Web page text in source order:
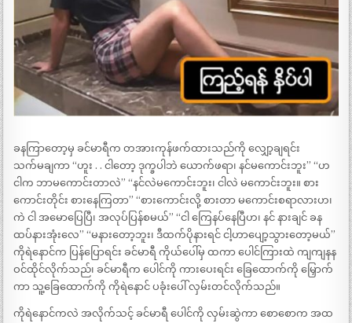
ခနကြာတော့မှ ခင်မာရီက တအားကုန်ဖက်ထားသည်ကို လျှော့ချရင်း
သက်မချကာ “ဟူး . . ငါတော့ ဒုက္ခပါဘဲ ယောက်ဖရာ၊ နင်မကောင်းဘူး” “ဟ
ငါက ဘာမကောင်းတာလဲ” “နင်လဲမကောင်းဘူး၊ ငါလဲ မကောင်းဘူး။ စား
ကောင်းတိုင်း စားနေကြတာ” “စားကောင်းလို့ စားတာ မကောင်းစရာလားဟ၊
ကဲ ငါ အမောပြေပြီ၊ အလုပ်ပြန်စမယ်” “ငါ ကြေနပ်နေပြီဟ၊ နင် နားချင် ခန
ထပ်နားအုံးလေ” “မနားတော့ဘူး၊ ဒီထက်ပိုနားရင် ငါ့ဟာပျော့သွားတော့မယ်”
ကိုရဲနောင်က ပြန်ပြောရင်း ခင်မာရီ ကိုယ်ပေါ်မှ ထကာ ပေါင်ကြားထဲ ကျကျနန
ဝင်ထိုင်လိုက်သည်၊ ခင်မာရီက ပေါင်ကို ကားပေးရင်း ခြေထောက်ကို မြှောက်
ကာ သူ့ခြေထောက်ကို ကိုရဲနောင် ပခုံးပေါ် လှမ်းတင်လိုက်သည်။
ကိုရဲနောင်ကလဲ အလိုက်သင့် ခင်မာရီ ပေါင်ကို လှမ်းဆွဲကာ စောစောက အထ